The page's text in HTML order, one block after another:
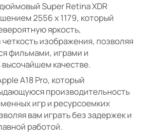
Super Retina XDR
2556 x 1179, который
яркость,
четкость изображения, позволяя
фильмами, играми и
качестве.
A18 Pro, который
производительность
игр и ресурсоемких
вам играть без задержек и
работой.